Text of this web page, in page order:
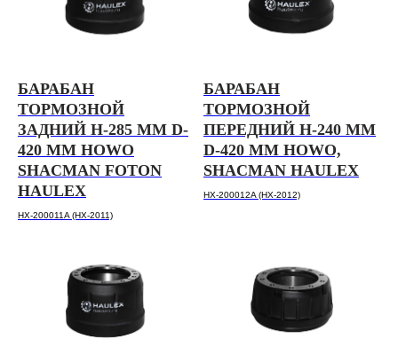
БАРАБАН
ТОРМОЗНОЙ
ЗАДНИЙ H-285 ММ D-
420 ММ HOWO
SHACMAN FOTON
HAULEX
HX-200011A (HX-2011)
БАРАБАН
ТОРМОЗНОЙ
ПЕРЕДНИЙ H-240 ММ
D-420 ММ HOWO,
SHACMAN HAULEX
HX-200012A (HX-2012)